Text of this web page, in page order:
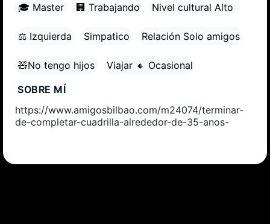
🎓 Master 🏢 Trabajando Nivel cultural Alto
⚖ Izquierda Simpatico Relación Solo amigos
🧸No tengo hijos
Viajar 🔸 Ocasional
SOBRE MÍ
https://www.amigosbilbao.com/m24074/terminar-
de-completar-cuadrilla-alrededor-de-35-anos-